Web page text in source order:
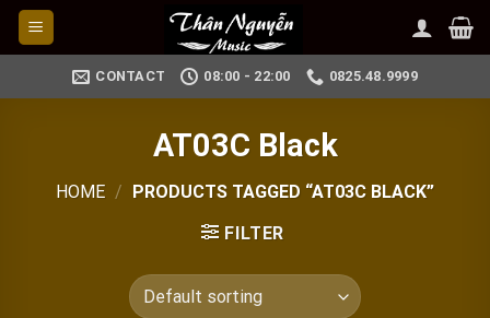
Skip
CONTACT 08:00 - 22:00 0825.48.9999
AT03C Black
HOME /
PRODUCTS TAGGED “AT03C BLACK”
FILTER